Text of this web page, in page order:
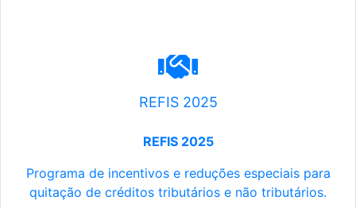
REFIS 2025
REFIS 2025
Programa de incentivos e reduções especiais para
quitação de créditos tributários e não tributários.